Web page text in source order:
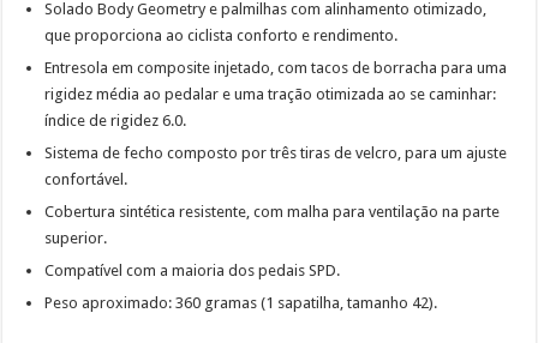
Solado Body Geometry e palmilhas com alinhamento otimizado,
que proporciona ao ciclista conforto e rendimento.
Entresola em composite injetado, com tacos de borracha para uma
rigidez média ao pedalar e uma tração otimizada ao se caminhar:
índice de rigidez 6.0.
Sistema de fecho composto por três tiras de velcro, para um ajuste
confortável.
Cobertura sintética resistente, com malha para ventilação na parte
superior.
Compatível com a maioria dos pedais SPD.
Peso aproximado: 360 gramas (1 sapatilha, tamanho 42).